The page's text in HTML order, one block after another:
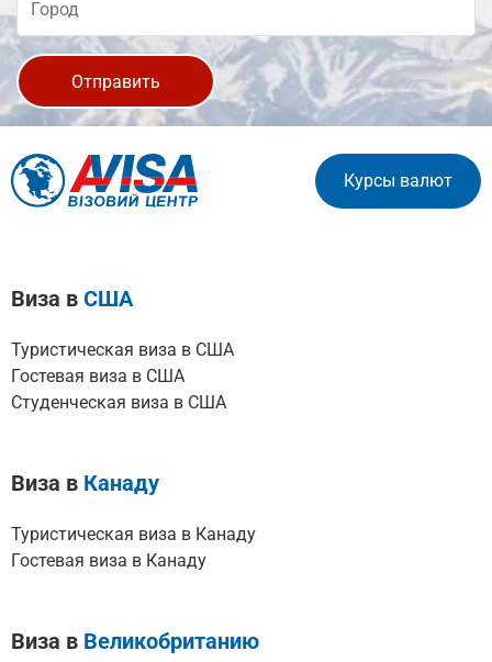
Отправить
Курсы валют
Виза в США
Туристическая виза в США
Гостевая виза в США
Студенческая виза в США
Виза в Канаду
Туристическая виза в Канаду
Гостевая виза в Канаду
Виза в Великобританию